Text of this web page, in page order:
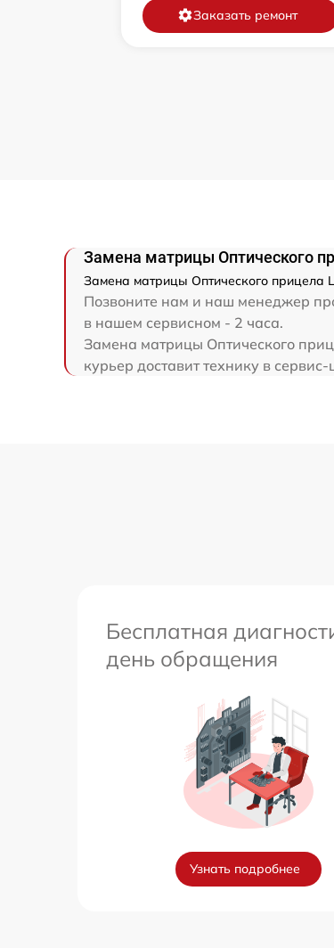
Заказать ремонт
Замена матрицы Оптического
Замена матрицы Оптического прицела
Позвоните нам и наш менеджер
в нашем сервисном - 2 часа.
Замена матрицы Оптического
курьер доставит технику в
Бесплатная
день обращения
Узнать подробнее